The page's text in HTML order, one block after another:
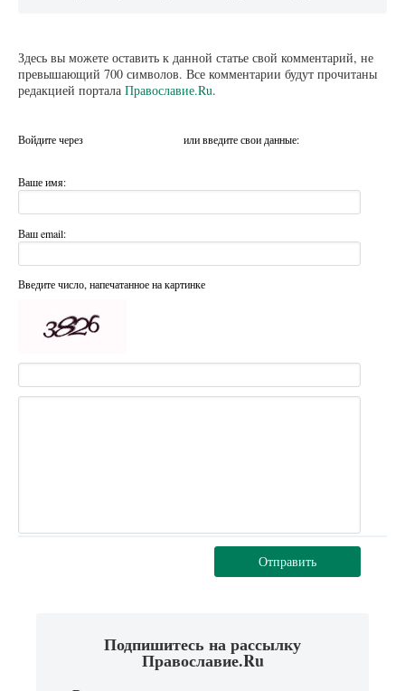
Здесь вы можете оставить к данной статье свой комментарий, не
превышающий 700 символов. Все комментарии будут прочитаны
редакцией портала Православие.Ru.
Войдите через или введите свои данные:
Ваше имя:
Ваш email:
Введите число, напечатанное на картинке
Отправить
Подпишитесь на рассылку
Православие.Ru